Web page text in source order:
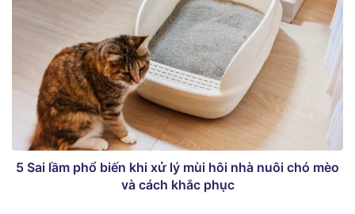
5 Sai lầm phổ biến khi xử lý mùi hôi nhà nuôi chó mèo
và cách khắc phục